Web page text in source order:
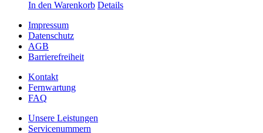
In den Warenkorb Details
Impressum
Datenschutz
AGB
Barrierefreiheit
Kontakt
Fernwartung
FAQ
Unsere Leistungen
Servicenummern